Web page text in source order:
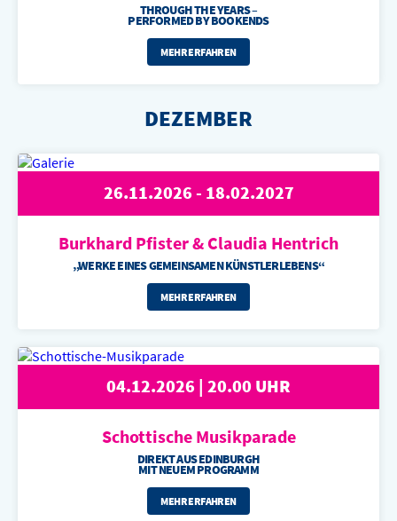
THROUGH THE YEARS –
PERFORMED BY BOOKENDS
MEHR ERFAHREN
DEZEMBER
26.11.2026 - 18.02.2027
Burkhard Pfister & Claudia Hentrich
„WERKE EINES GEMEINSAMEN KÜNSTLERLEBENS“
MEHR ERFAHREN
04.12.2026 | 20.00 UHR
Schottische Musikparade
DIREKT AUS EDINBURGH
MIT NEUEM PROGRAMM
MEHR ERFAHREN